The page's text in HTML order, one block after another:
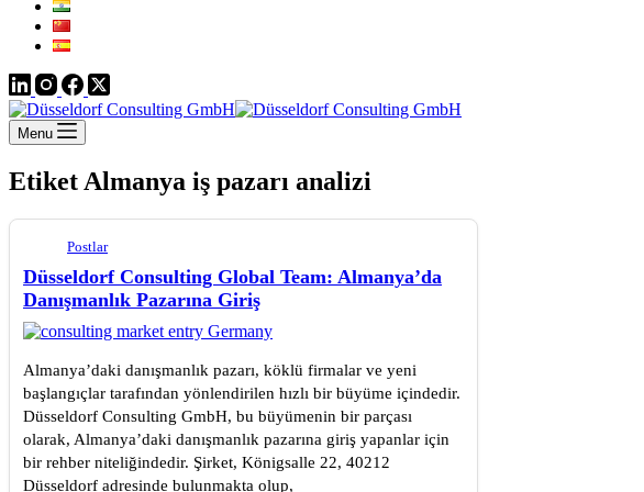
Menu
Etiket Almanya iş pazarı analizi
Postlar
Düsseldorf Consulting Global Team: Almanya’da
Danışmanlık Pazarına Giriş
Almanya’daki danışmanlık pazarı, köklü firmalar ve yeni
başlangıçlar tarafından yönlendirilen hızlı bir büyüme içindedir.
Düsseldorf Consulting GmbH, bu büyümenin bir parçası
olarak, Almanya’daki danışmanlık pazarına giriş yapanlar için
bir rehber niteliğindedir. Şirket, Königsalle 22, 40212
Düsseldorf adresinde bulunmakta olup,